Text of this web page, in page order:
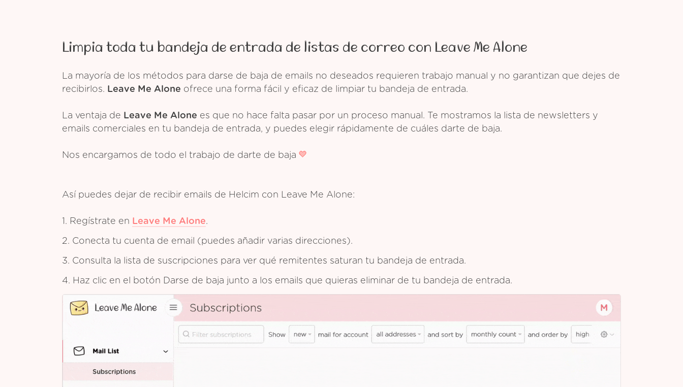
Limpia toda tu bandeja de entrada de listas de correo con Leave Me Alone
La mayoría de los métodos para darse de baja de emails no deseados requieren trabajo manual y no garantizan que dejes de
recibirlos. Leave Me Alone ofrece una forma fácil y eficaz de limpiar tu bandeja de entrada.
La ventaja de Leave Me Alone es que no hace falta pasar por un proceso manual. Te mostramos la lista de newsletters y
emails comerciales en tu bandeja de entrada, y puedes elegir rápidamente de cuáles darte de baja.
Nos encargamos de todo el trabajo de darte de baja
Así puedes dejar de recibir emails de Helcim con Leave Me Alone:
1. Regístrate en Leave Me Alone.
2. Conecta tu cuenta de email (puedes añadir varias direcciones).
3. Consulta la lista de suscripciones para ver qué remitentes saturan tu bandeja de entrada.
4. Haz clic en el botón Darse de baja junto a los emails que quieras eliminar de tu bandeja de entrada.